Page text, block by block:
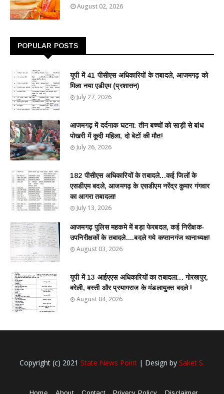
August 02, 2026
POPULAR POSTS
यूपी में 41 पीसीएस अधिकारियों के तबादले, आजमगढ़ को
मिला नया एडीएम (प्रशासन)
July 27, 2026
आजमगढ़ में दर्दनाक घटना: तीन बच्चों को साड़ी से बांध
पोखरी में कूदी महिला, दो बेटों की मौत!
July 26, 2026
182 पीसीएस अधिकारियों के तबादले...कई जिलों के
एसडीएम बदले, आजमगढ़ के एसडीएम नरेंद्र कुमार गंगवार
का आगरा तबादला!
July 13, 2026
आजमगढ़ पुलिस महकमे में बड़ा फेरबदल, कई निरीक्षक-
उपनिरीक्षकों के तबादले....बदले गये कप्तानगंज थानाध्यक्ष!
August 03, 2026
यूपी में 13 आईएएस अधिकारियों का तबादला... गोरखपुर,
बरेली, बस्ती और प्रयागराज के मंडलायुक्त बदले !
August 04, 2026
Copyright (c) 2021 State News Point | Design by Saket S.